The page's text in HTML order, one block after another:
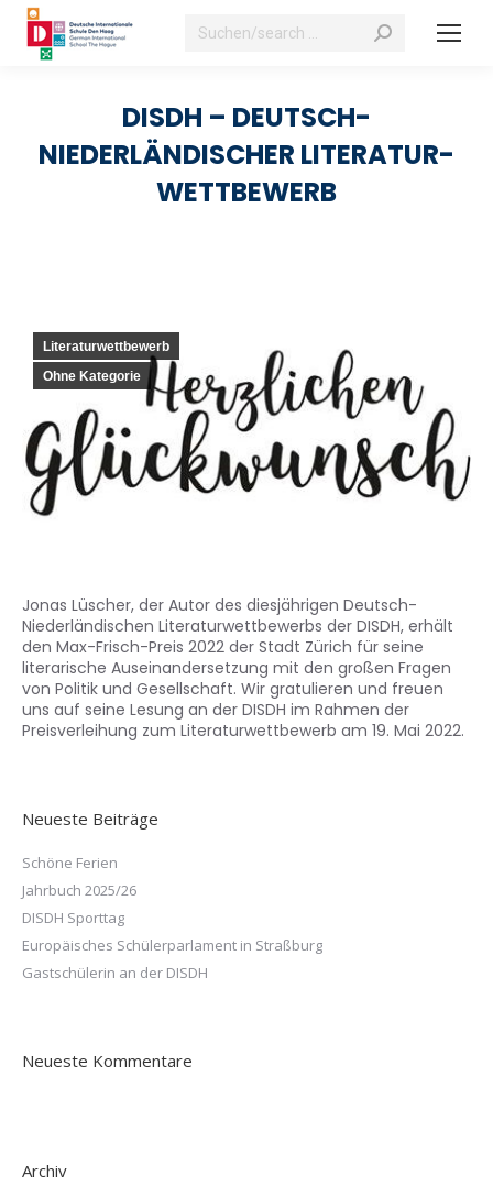
Suchen:
DISDH – DEUTSCH-
NIEDERLÄNDISCHER LITERATUR-
WETTBEWERB
Literaturwettbewerb
Ohne Kategorie
Jonas Lüscher, der Autor des diesjährigen Deutsch-
Niederländischen Literaturwettbewerbs der DISDH, erhält
den Max-Frisch-Preis 2022 der Stadt Zürich für seine
literarische Auseinandersetzung mit den großen Fragen
von Politik und Gesellschaft. Wir gratulieren und freuen
uns auf seine Lesung an der DISDH im Rahmen der
Preisverleihung zum Literaturwettbewerb am 19. Mai 2022.
Neueste Beiträge
Schöne Ferien
Jahrbuch 2025/26
DISDH Sporttag
Europäisches Schülerparlament in Straßburg
Gastschülerin an der DISDH
Neueste Kommentare
Archiv